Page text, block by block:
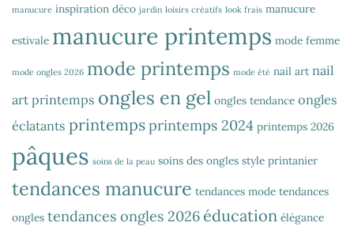
manucure inspiration déco jardin loisirs créatifs look frais manucure
estivale manucure printemps mode femme
mode ongles 2026 mode printemps mode été nail art nail
art printemps ongles en gel ongles tendance ongles
éclatants printempsprintemps 2024 printemps 2026
pâques soins de la peau soins des ongles style printanier
tendances manucure tendances mode tendances
ongles tendances ongles 2026 éducation élégance